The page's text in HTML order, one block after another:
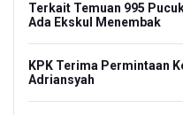
Terkait Temuan 995
Ada Ekskul Menembak
KPK Terima Permintaan
Adriansyah